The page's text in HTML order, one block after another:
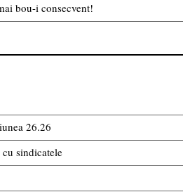
bou-i consecvent!
26.26
sindicatele